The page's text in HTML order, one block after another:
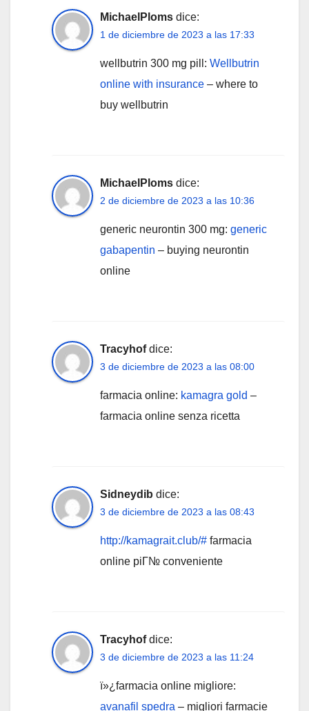
MichaelPloms dice:
1 de diciembre de 2023 a las 17:33
wellbutrin 300 mg pill: Wellbutrin
online with insurance – where to
buy wellbutrin
MichaelPloms dice:
2 de diciembre de 2023 a las 10:36
generic neurontin 300 mg: generic
gabapentin – buying neurontin
online
Tracyhof dice:
3 de diciembre de 2023 a las 08:00
farmacia online: kamagra gold –
farmacia online senza ricetta
Sidneydib dice:
3 de diciembre de 2023 a las 08:43
http://kamagrait.club/# farmacia
online piГ№ conveniente
Tracyhof dice:
3 de diciembre de 2023 a las 11:24
ï»¿farmacia online migliore:
avanafil spedra – migliori farmacie